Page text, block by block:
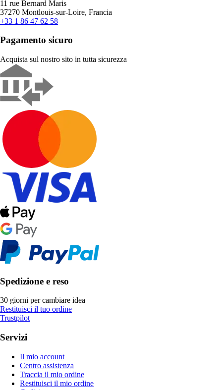
11 rue Bernard Maris
37270 Montlouis-sur-Loire, Francia
+33 1 86 47 62 58
Pagamento sicuro
Acquista sul nostro sito in tutta sicurezza
Spedizione e reso
30 giorni per cambiare idea
Restituisci il tuo ordine
Trustpilot
Servizi
Il mio account
Centro assistenza
Traccia il mio ordine
Restituisci il mio ordine